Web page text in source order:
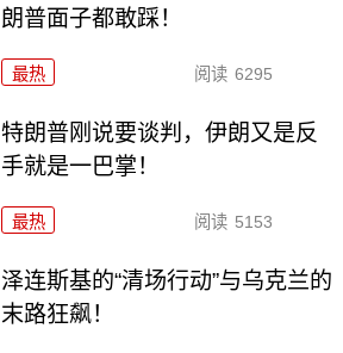
朗普面子都敢踩！
最热 阅读 6295
特朗普刚说要谈判，伊朗又是反
手就是一巴掌！
最热 阅读 5153
泽连斯基的“清场行动”与乌克兰的
末路狂飙！